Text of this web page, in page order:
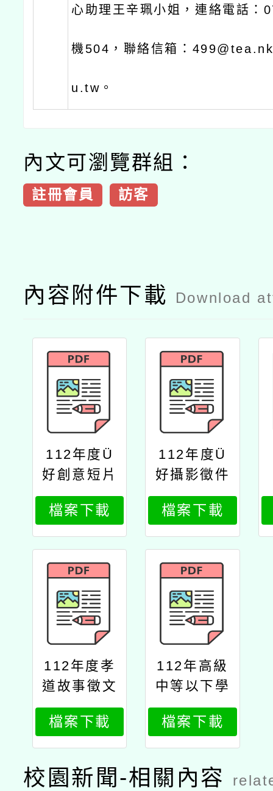
心助理王辛珮小姐，連絡電話：
機504，聯絡信箱：
u.tw。
內文可瀏覽群組：
註冊會員 訪客
內容附件下載 Download
112年度Ü
好創意短片
徵件比賽實
施計畫
檔案下載
112年度Ü
好攝影徵件
比賽實施計
畫
檔案下載
112年度孝
道故事徵文
比賽實施計
畫
檔案下載
112年高級
中等以下學
校孝道教育
行動學校甄
選及表揚實
施計畫
檔案下載
校園新聞-相關內容